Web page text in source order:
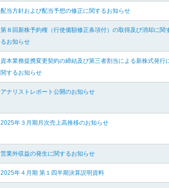
配当方針および配当予想の修正に関するお知らせ
第８回新株予約権（行使価額修正条項付）の取得及び消却に関
るお知らせ
資本業務提携変更契約の締結及び第三者割当による新株式発行
関するお知らせ
アナリストレポート公開のお知らせ
2025年３月期月次売上高推移のお知らせ
営業外収益の発生に関するお知らせ
2025年４月期 第１四半期決算説明資料